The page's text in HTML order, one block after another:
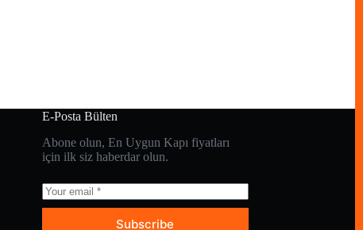
E-Posta Bülten
Abone olun, En Uygun Kapı fiyatları
için ilk siz haberdar olun.
Subscribe